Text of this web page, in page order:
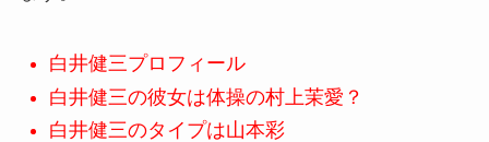
白井健三プロフィール
白井健三の彼女は体操の村上茉愛？
白井健三のタイプは山本彩